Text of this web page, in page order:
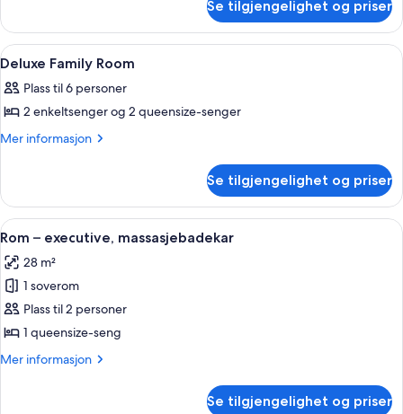
Room
Se tilgjengelighet og priser
Åpne
alle
bildene
av
Deluxe
Blendingsgardiner, lydisolert,
2
Deluxe Family Room
Plass til 6 personer
2 enkeltsenger og 2 queensize-senger
Mer informasjon
Mer
Family
Room
Se tilgjengelighet og priser
Åpne
alle
bildene
av
Rom
–
executive,
massasjebadekar
Rom – executive,
8
Rom – executive, massasjebadekar
28 m²
1 soverom
Plass til 2 personer
1 queensize-seng
Mer informasjon
Mer
Se tilgjengelighet og priser